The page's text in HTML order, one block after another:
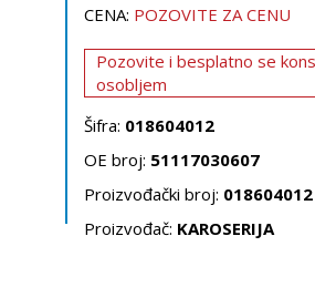
CENA: POZOVITE ZA CENU
Pozovite i besplatno se
osobljem
Šifra: 018604012
OE broj: 51117030607
Proizvođački broj: 018604012
Proizvođač: KAROSERIJA